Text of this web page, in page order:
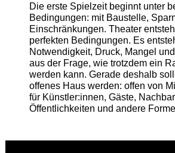
Die erste Spielzeit beginnt unter
Bedingungen: mit Baustelle,
Einschränkungen. Theater
perfekten Bedingungen. Es
Notwendigkeit, Druck, Mangel
aus der Frage, wie trotzdem ein
werden kann. Gerade deshalb
offenes Haus werden: offen von
für Künstler:innen, Gäste,
Öffentlichkeiten und andere